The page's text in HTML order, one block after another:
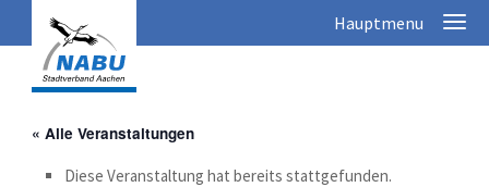
« Alle Veranstaltungen
Diese Veranstaltung hat bereits stattgefunden.